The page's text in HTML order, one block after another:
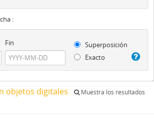
:
Fin
Superposición
Exacto
objetos digitales
Muestra los resultados